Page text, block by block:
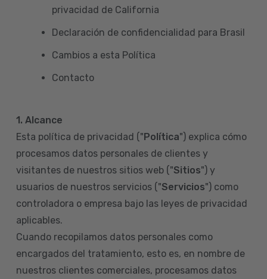
privacidad de California
Declaración de confidencialidad para Brasil
Cambios a esta Política
Contacto
1. Alcance
Esta política de privacidad ("Política") explica cómo
procesamos datos personales de clientes y
visitantes de nuestros sitios web ("Sitios") y
usuarios de nuestros servicios ("Servicios") como
controladora o empresa bajo las leyes de privacidad
aplicables.
Cuando recopilamos datos personales como
encargados del tratamiento, esto es, en nombre de
nuestros clientes comerciales, procesamos datos